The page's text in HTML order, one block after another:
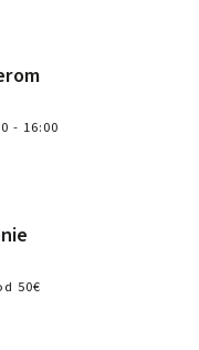
- 16:00
50€